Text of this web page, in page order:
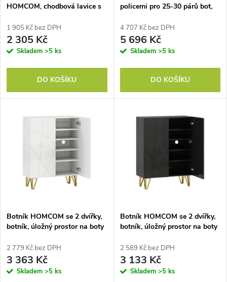
r
o
u
p
r
o
d
HOMCOM, chodbová lavice s
otevřenou policí, vzhled
přírodního dřeva
1 905 Kč bez DPH
2 305 Kč
Skladem >5 ks
DO KOŠÍKU
policemi pro 25-30 párů bot,
dovíráním, dřevo, bílá
4 707 Kč bez DPH
5 696 Kč
Skladem >5 ks
DO KOŠÍKU
Botník HOMCOM se 2 dvířky,
botník, úložný prostor na boty
72 x 31,5 x 95 cm, bílý
2 779 Kč bez DPH
3 363 Kč
Skladem >5 ks
Botník HOMCOM se 2 dvířky,
botník, úložný prostor na boty
72 x 31,5 x 95 cm, černý
2 589 Kč bez DPH
3 133 Kč
Skladem >5 ks